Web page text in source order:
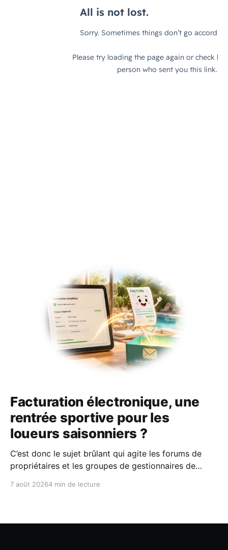
Facturation électronique, une
rentrée sportive pour les
loueurs saisonniers ?
C’est donc le sujet brûlant qui agite les forums de
propriétaires et les groupes de gestionnaires de
7 août 20264 min de lecture